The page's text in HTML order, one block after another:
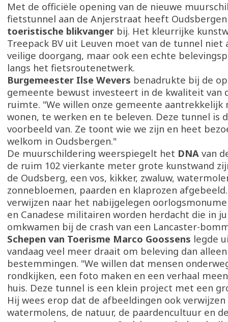
Met de officiële opening van de nieuwe
fietstunnel aan de Anjerstraat heeft
toeristische blikvanger bij. Het kleurrijke
Treepack BV uit Leuven moet van de tunnel niet
veilige doorgang, maar ook een echte
langs het fietsroutenetwerk.
Burgemeester Ilse Wevers benadrukte bij de
gemeente bewust investeert in de kwaliteit van
ruimte. "We willen onze gemeente aantrekkelijk
wonen, te werken en te beleven. Deze tunnel is
voorbeeld van. Ze toont wie we zijn en heet
welkom in Oudsbergen."
De muurschildering weerspiegelt het DNA van
de ruim 102 vierkante meter grote kunstwand
de Oudsberg, een vos, kikker, zwaluw,
zonnebloemen, paarden en klaprozen
verwijzen naar het nabijgelegen
en Canadese militairen worden herdacht die in
omkwamen bij de crash van een Lancaster-
Schepen van Toerisme Marco Goossens legde
vandaag veel meer draait om beleving dan alleen
bestemmingen. "We willen dat mensen
rondkijken, een foto maken en een verhaal
huis. Deze tunnel is een klein project met een
Hij wees erop dat de afbeeldingen ook verwijzen
watermolens, de natuur, de paardencultuur en